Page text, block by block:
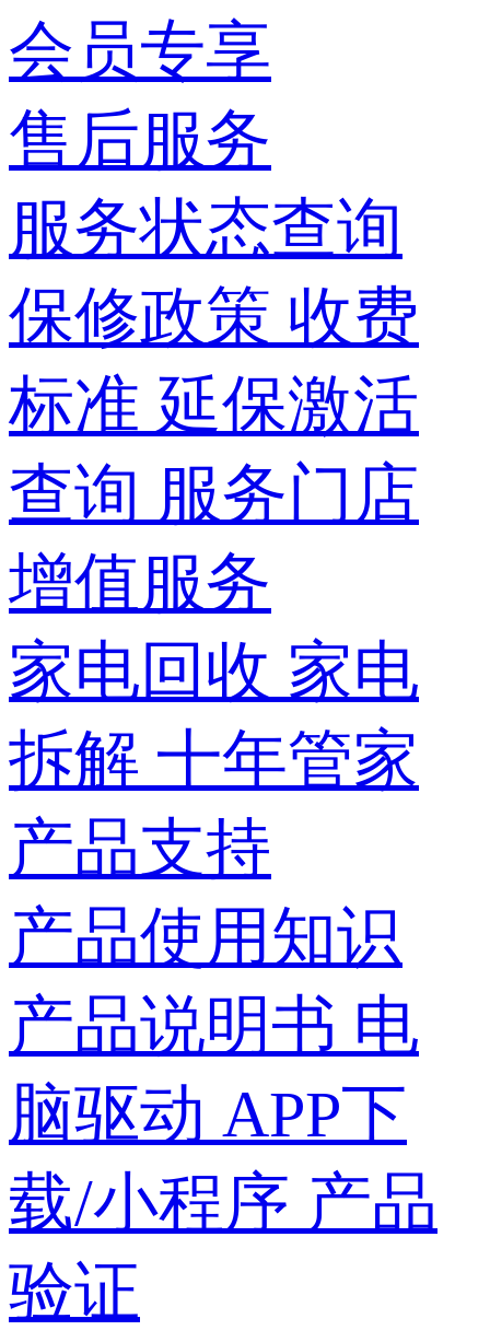
会员专享
售后服务
服务状态查询
保修政策 收费
标准 延保激活
查询 服务门店
增值服务
家电回收 家电
拆解 十年管家
产品支持
产品使用知识
产品说明书 电
脑驱动 APP下
载/小程序 产品
验证